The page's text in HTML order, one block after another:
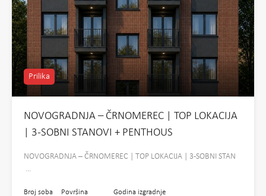
Prilika
NOVOGRADNJA – ČRNOMEREC | TOP LOKACIJA
| 3-SOBNI STANOVI + PENTHOUS
NOVOGRADNJA – ČRNOMEREC | TOP LOKACIJA | 3-SOBNI STAN
…
Broj soba Površina Godina izgradnje